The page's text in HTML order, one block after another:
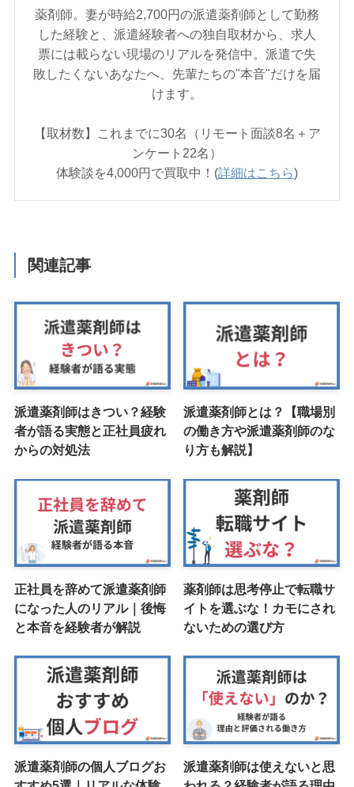
薬剤師。妻が時給2,700円の派遣薬剤師として勤務
した経験と、派遣経験者への独自取材から、求人
票には載らない現場のリアルを発信中。派遣で失
敗したくないあなたへ、先輩たちの"本音"だけを届
けます。
【取材数】これまでに30名（リモート面談8名＋ア
ンケート22名）
体験談を4,000円で買取中！(詳細はこちら)
関連記事
派遣薬剤師はきつい？経験
者が語る実態と正社員疲れ
からの対処法
派遣薬剤師とは？【職場別
の働き方や派遣薬剤師のな
り方も解説】
正社員を辞めて派遣薬剤師
になった人のリアル｜後悔
と本音を経験者が解説
薬剤師は思考停止で転職サ
イトを選ぶな！カモにされ
ないための選び方
派遣薬剤師の個人ブログお
派遣薬剤師は使えないと思